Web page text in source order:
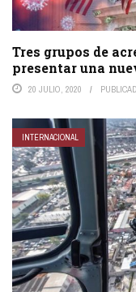
Tres grupos de
presentar una
20 JULIO, 2020
INTERNACIONAL